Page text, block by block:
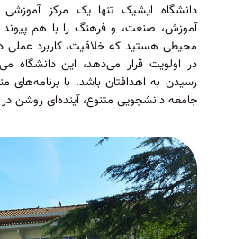
دانشگاه ایشیک تنها یک مرکز
آموزش، صنعت، و فرهنگ را با هم
محیطی هستید که خلاقیت، کاربرد عملی
در اولویت قرار می‌دهد، این دانشگاه
رسیدن به اهدافتان باشد. با
جامعه دانشجویی متنوع، آینده‌ای روشن